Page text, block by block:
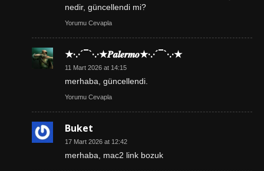
nedir, güncellendi mi?
Yorumu Cevapla
★·.·´¯`·.·★𝑷𝒂𝒍𝒆𝒓𝒎𝒐★·.·´¯`·.·★
11 Mart 2026 at 14:15
merhaba, güncellendi.
Yorumu Cevapla
Buket
17 Mart 2026 at 12:42
merhaba, mac2 link bozuk